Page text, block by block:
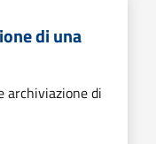
di una
archiviazione di